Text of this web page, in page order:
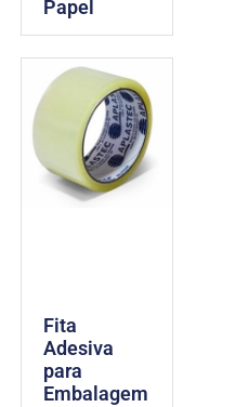
Papel
Fita
Adesiva
para
Embalagem